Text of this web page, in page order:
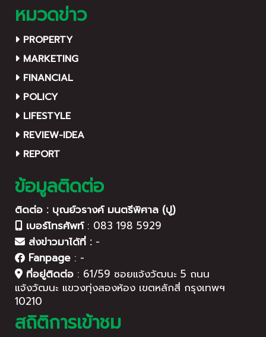
หมวดข่าว
PROPERTY
MARKETING
FINANCIAL
POLICY
LIFESTYLE
REVIEW-IDEA
REPORT
ข้อมูลติดต่อ
ติดต่อ : บุณย์วรางค์ มนตรีพิศาล (ปู)
เบอร์โทรศัพท์: 083 198 5929
ส่งข่าวมาได้ที่ : -
Fanpage : -
ที่อยู่ติดต่อ : 61/59 ซอยแจ้งวัฒนะ 5 ถนน
แจ้งวัฒนะ แขวงทุ่งสองห้อง เขตหลักสี่ กรุงเทพฯ
10210
สถิติการเข้าชม